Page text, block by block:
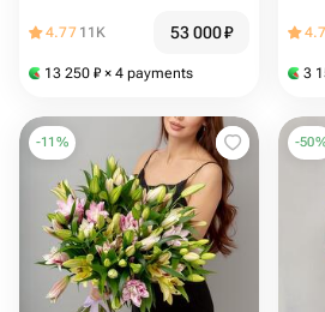
4.77 11K 53 000₽
13 250 ₽ × 4 payments 3
-11 % -50